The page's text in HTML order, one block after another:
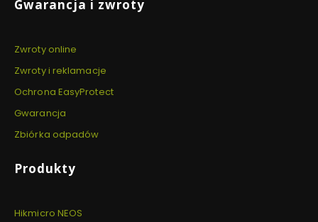
Gwarancja i zwroty
Zwroty online
Zwroty i reklamacje
Ochrona EasyProtect
Gwarancja
Zbiórka odpadów
Produkty
Hikmicro NEOS